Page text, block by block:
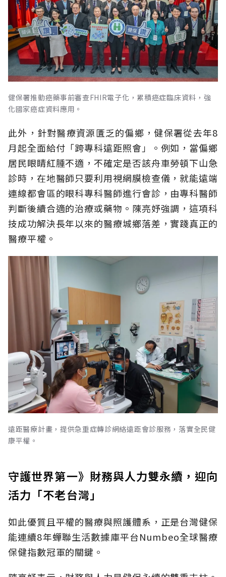
健保署推動癌藥事前審查FHIR電子化，累積癌症臨床資料，強
化國家癌症資料應用。
此外，針對醫療資源匱乏的偏鄉，健保署從去年8
月起全面給付「跨專科遠距照會」。例如，當偏鄉
居民眼睛紅腫不適，不確定是否該舟車勞頓下山急
診時，在地醫師只要利用視網膜檢查儀，就能遠端
連線都會區的眼科專科醫師進行會診，由專科醫師
判斷後續合適的治療或藥物。陳亮妤強調，這項科
技成功解決長年以來的醫療城鄉落差，實踐真正的
醫療平權。
遠距醫療計畫，提供急重症轉診網絡遠距會診服務，落實全民健
康平權。
守護世界第一》財務與人力雙永續，迎向
活力「不老台灣」
如此優質且平權的醫療與照護體系，正是台灣健保
能連續8年蟬聯生活數據庫平台Numbeo全球醫療
保健指數冠軍的關鍵。